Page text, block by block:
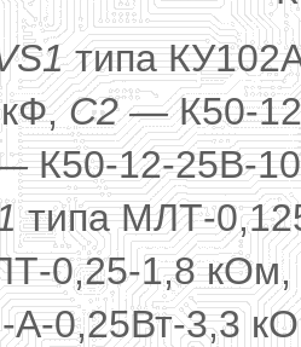
типа
С2 —К50-
К50-12-25В-
типа МЛТ-
0,25-1,8 кОм,
0,25Вт-3,3